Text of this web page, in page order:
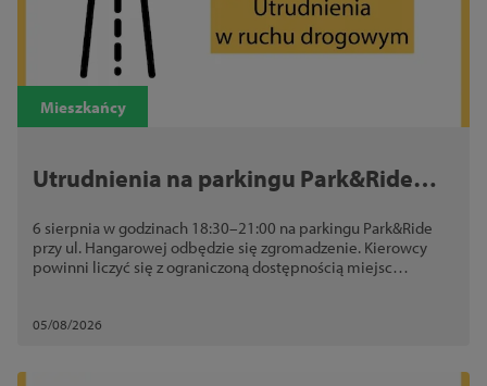
Mieszkańcy
Utrudnienia na parkingu Park&Ride
odbędzie się zgromadzenie
6 sierpnia w godzinach 18:30–21:00 na parkingu Park&Ride
przy ul. Hangarowej odbędzie się zgromadzenie. Kierowcy
powinni liczyć się z ograniczoną dostępnością miejsc
05/08/2026